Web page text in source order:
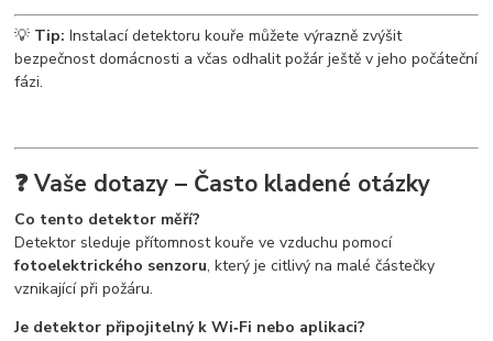
💡 Tip: Instalací detektoru kouře můžete výrazně zvýšit
bezpečnost domácnosti a včas odhalit požár ještě v jeho počáteční
fázi.
❓ Vaše dotazy – Často kladené otázky
Co tento detektor měří?
Detektor sleduje přítomnost kouře ve vzduchu pomocí
fotoelektrického senzoru, který je citlivý na malé částečky
vznikající při požáru.
Je detektor připojitelný k Wi‑Fi nebo aplikaci?